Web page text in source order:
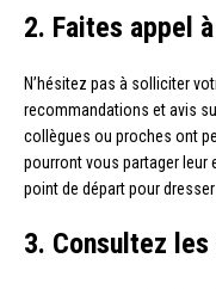
2. Faites appel
N’hésitez pas à solliciter
recommandations et avis
collègues ou proches ont
pourront vous partager leur
point de départ pour
3. Consultez